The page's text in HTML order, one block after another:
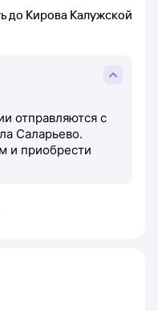
до Кирова Калужской
отправляются с
Саларьево.
и приобрести